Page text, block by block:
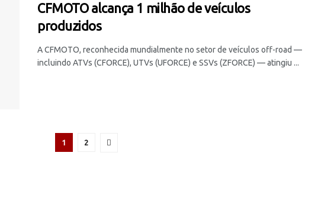
CFMOTO alcança 1 milhão de veículos
produzidos
A CFMOTO, reconhecida mundialmente no setor de veículos off-road —
incluindo ATVs (CFORCE), UTVs (UFORCE) e SSVs (ZFORCE) — atingiu ...
1 2